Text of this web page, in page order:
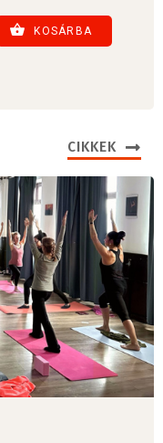
KOSÁRBA
CIKKEK